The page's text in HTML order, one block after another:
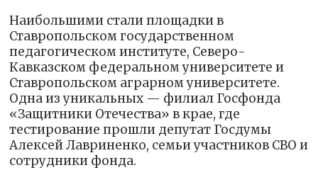
Наибольшими стали площадки в
Ставропольском государственном
педагогическом институте, Северо-
Кавказском федеральном университете и
Ставропольском аграрном университете.
Одна из уникальных — филиал Госфонда
«Защитники Отечества» в крае, где
тестирование прошли депутат Госдумы
Алексей Лавриненко, семьи участников СВО и
сотрудники фонда.